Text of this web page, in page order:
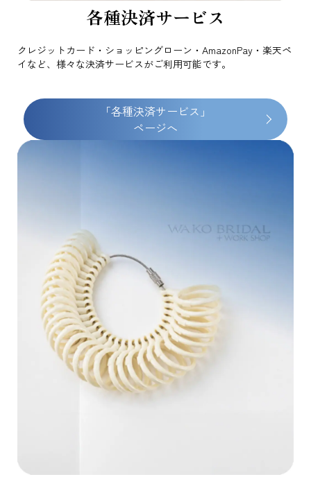
各種決済サービス
クレジットカード・ショッピングローン・AmazonPay・楽天ペ
イなど、様々な決済サービスがご利用可能です。
「各種決済サービス」
ページへ